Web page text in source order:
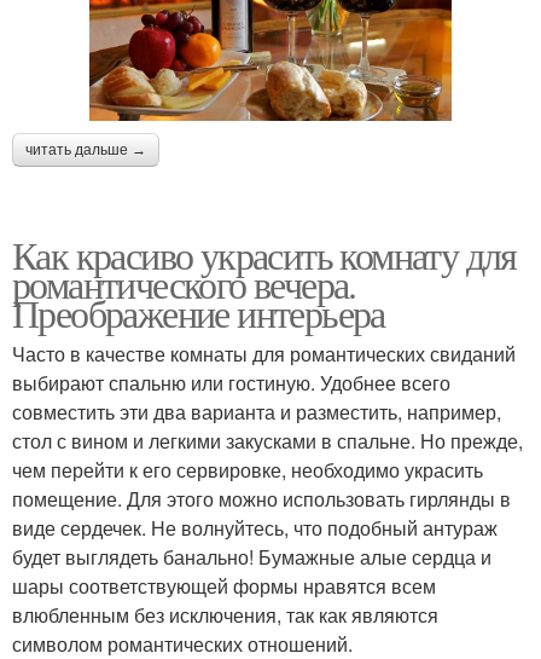
читать дальше →
Как красиво украсить комнату для
романтического вечера.
Преображение интерьера
Часто в качестве комнаты для романтических свиданий
выбирают спальню или гостиную. Удобнее всего
совместить эти два варианта и разместить, например,
стол с вином и легкими закусками в спальне. Но прежде,
чем перейти к его сервировке, необходимо украсить
помещение. Для этого можно использовать гирлянды в
виде сердечек. Не волнуйтесь, что подобный антураж
будет выглядеть банально! Бумажные алые сердца и
шары соответствующей формы нравятся всем
влюбленным без исключения, так как являются
символом романтических отношений.